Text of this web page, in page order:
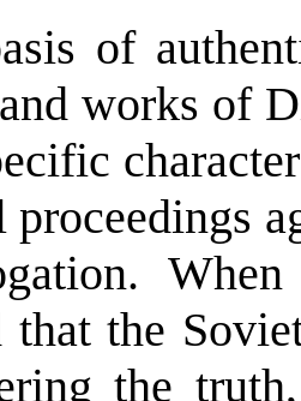
of
works of
that the
the